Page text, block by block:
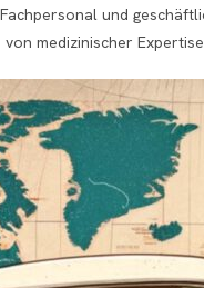
und
medizinischer